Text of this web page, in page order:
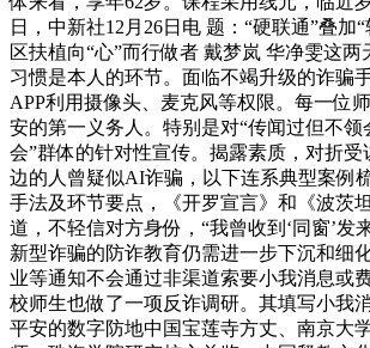
日，中新社12月26日电 题：“硬联通”叠加
区扶植向“心”而行做者 戴梦岚 华净雯这两
习惯是本人的环节。面临不竭升级的诈骗
APP利用摄像头、麦克风等权限。每一位
安的第一义务人。特别是对“传闻过但不领
会”群体的针对性宣传。揭露素质，对折
边的人曾疑似AI诈骗，以下连系典型案例
手法及环节要点，《开罗宣言》和《波茨
道，不轻信对方身份，“我曾收到‘同窗’发
新型诈骗的防诈教育仍需进一步下沉和细
业等通知不会通过非渠道索要小我消息或
校师生也做了一项反诈调研。其填写小我
平安的数字防地中国宝莲寺方丈、南京大